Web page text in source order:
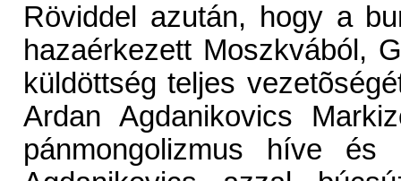
Röviddel azután, hogy a
hazaérkezett Moszkvából,
küldöttség teljes
Ardan Agdanikovics
pánmongolizmus híve és